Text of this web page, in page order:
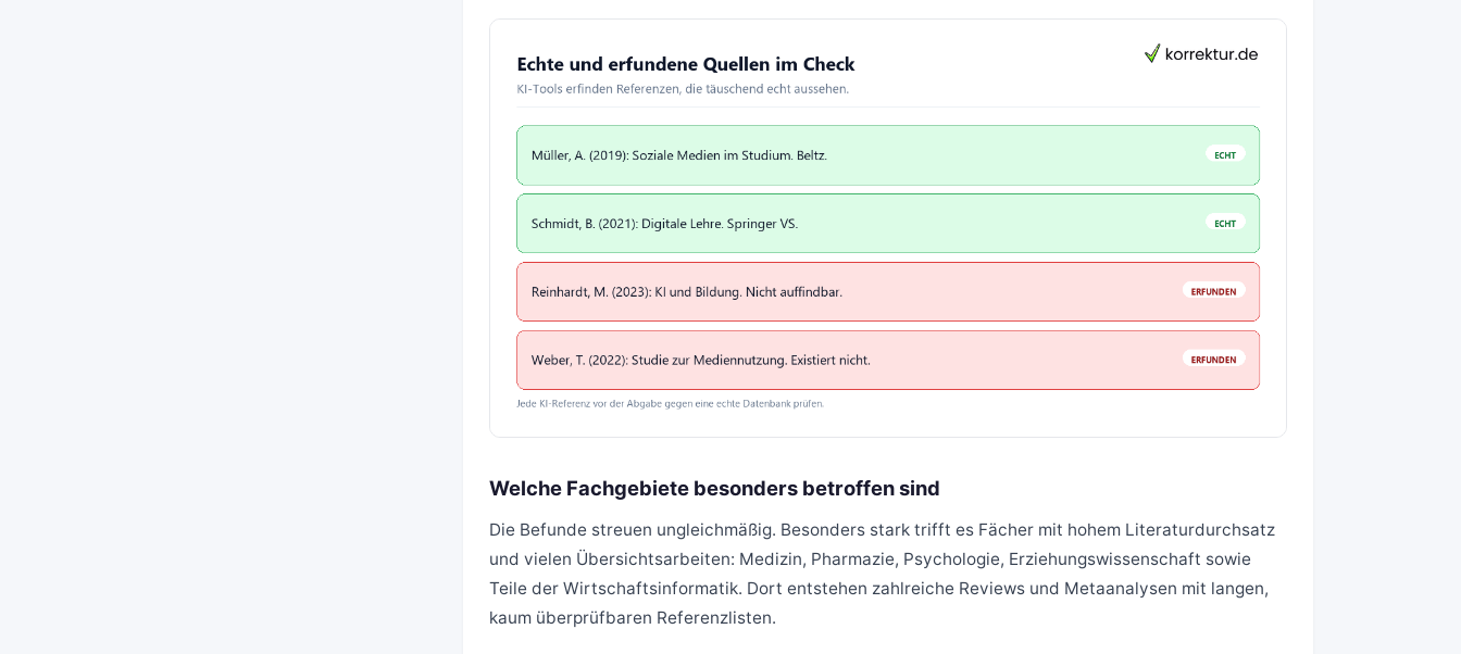
Welche Fachgebiete besonders betroffen sind
Die Befunde streuen ungleichmäßig. Besonders stark trifft es Fächer mit hohem Literaturdurchsatz
und vielen Übersichtsarbeiten: Medizin, Pharmazie, Psychologie, Erziehungswissenschaft sowie
Teile der Wirtschaftsinformatik. Dort entstehen zahlreiche Reviews und Metaanalysen mit langen,
kaum überprüfbaren Referenzlisten.